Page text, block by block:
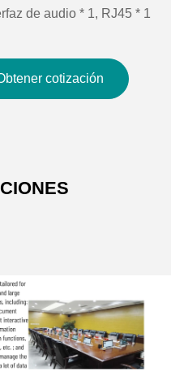
de audio * 1, RJ45 * 1
5A
cotización